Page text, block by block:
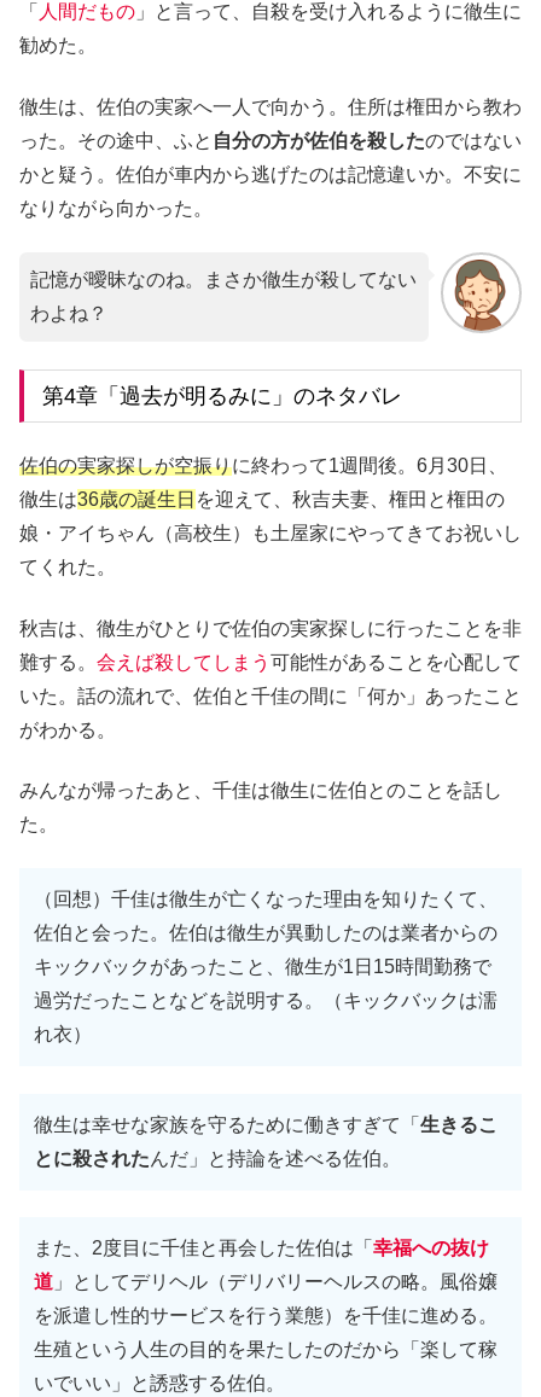
「 人間だもの 」と言って、自殺を受け入れるように徹生に
勧めた。
徹生は、佐伯の実家へ一人で向かう。住所は権田から教わ
った。その途中、ふと 自分の方が佐伯を殺したのではない
かと疑う。佐伯が車内から逃げたのは記憶違いか。不安に
なりながら向かった。
記憶が曖昧なのね。まさか徹生が殺してない
わよね？
第4章「過去が明るみに」のネタバレ
佐伯の実家探しが空振りに終わって1週間後。6月30日、
徹生は36歳の誕生日 を迎えて、秋吉夫妻、権田と権田の
娘・アイちゃん（高校生）も土屋家にやってきてお祝いし
てくれた。
秋吉は、徹生がひとりで佐伯の実家探しに行ったことを非
難する。 会えば殺してしまう 可能性があることを心配して
いた。話の流れで、佐伯と千佳の間に「何か」あったこと
がわかる。
みんなが帰ったあと、千佳は徹生に佐伯とのことを話し
た。
（回想）千佳は徹生が亡くなった理由を知りたくて、
佐伯と会った。佐伯は徹生が異動したのは業者からの
キックバックがあったこと、徹生が1日15時間勤務で
過労だったことなどを説明する。（キックバックは濡
れ衣）
徹生は幸せな家族を守るために働きすぎて「 生きるこ
とに殺されたんだ」と持論を述べる佐伯。
また、2度目に千佳と再会した佐伯は「 幸福への抜け
道 」としてデリヘル（デリバリーヘルスの略。風俗嬢
を派遣し性的サービスを行う業態）を千佳に進める。
生殖という人生の目的を果たしたのだから「楽して稼
いでいい」と誘惑する佐伯。